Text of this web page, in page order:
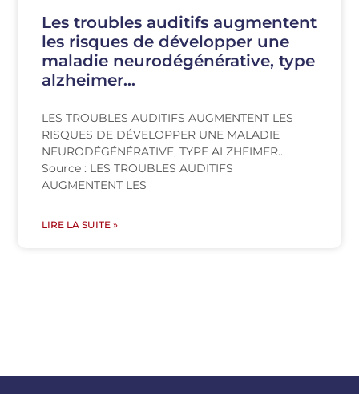
Les troubles auditifs augmentent
les risques de développer une
maladie neurodégénérative, type
alzheimer…
LES TROUBLES AUDITIFS AUGMENTENT LES
RISQUES DE DÉVELOPPER UNE MALADIE
NEURODÉGÉNÉRATIVE, TYPE ALZHEIMER…
Source : LES TROUBLES AUDITIFS
AUGMENTENT LES
LIRE LA SUITE »